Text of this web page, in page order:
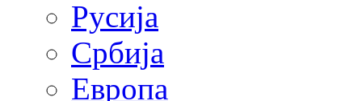
Русија
Србија
Европа